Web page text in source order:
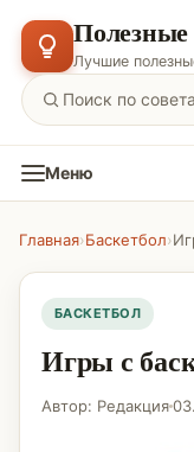
Лучшие
Меню
Главная›Баскетбол›
БАСКЕТБОЛ
Игры с
Автор: Редакция